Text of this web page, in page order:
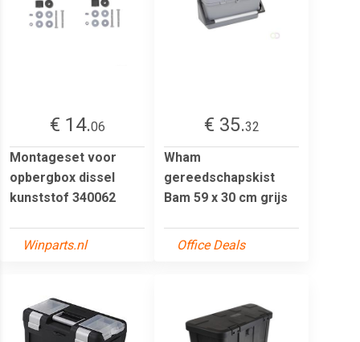
€ 14.06
Montageset voor
opbergbox dissel
kunststof 340062
Winparts.nl
€ 35.32
Wham
gereedschapskist
Bam 59 x 30 cm grijs
Office Deals